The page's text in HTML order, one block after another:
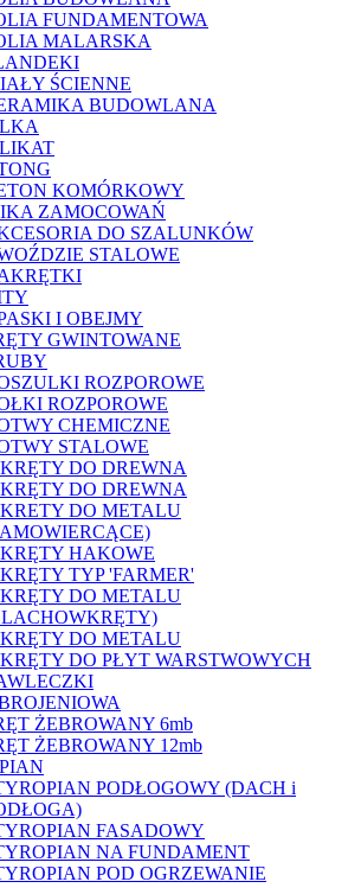
FUNDAMENTOWA
MALARSKA
ŚCIENNE
BUDOWLANA
KOMÓRKOWY
ZAMOCOWAŃ
DO SZALUNKÓW
STALOWE
I OBEJMY
GWINTOWANE
ROZPOROWE
ROZPOROWE
CHEMICZNE
STALOWE
DO DREWNA
DO DREWNA
DO METALU
HAKOWE
TYP 'FARMER'
DO METALU
DO METALU
DO PŁYT WARSTWOWYCH
ŻEBROWANY 6mb
ŻEBROWANY 12mb
PODŁOGOWY (DACH i
FASADOWY
NA FUNDAMENT
POD OGRZEWANIE